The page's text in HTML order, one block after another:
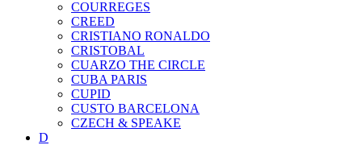
COURREGES
CREED
CRISTIANO RONALDO
CRISTOBAL
CUARZO THE CIRCLE
CUBA PARIS
CUPID
CUSTO BARCELONA
CZECH & SPEAKE
D